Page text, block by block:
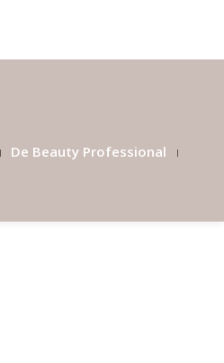
De Beauty Professional